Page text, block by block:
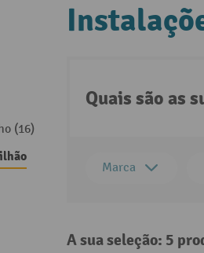
(16)
Quais são as
Marca
A sua seleção: 5